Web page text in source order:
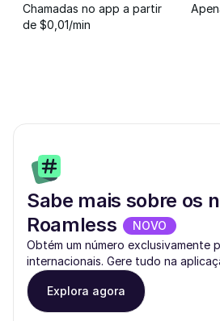
Chamadas no app a partir
de $0,01/min
Sabe mais sobre os
Roamless
NOVO
Obtém um número exclusivamente
internacionais. Gere tudo na
Explora agora